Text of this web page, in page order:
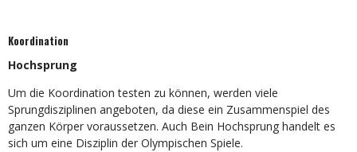
Koordination
Hochsprung
Um die Koordination testen zu können, werden viele
Sprungdisziplinen angeboten, da diese ein Zusammenspiel des
ganzen Körper voraussetzen. Auch Bein Hochsprung handelt es
sich um eine Disziplin der Olympischen Spiele.